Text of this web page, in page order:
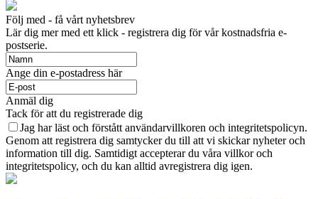
Följ med - få vårt nyhetsbrev
Lär dig mer med ett klick - registrera dig för vår kostnadsfria e-
postserie.
Ange din e-postadress här
Anmäl dig
Tack för att du registrerade dig
Jag har läst och förstått användarvillkoren och integritetspolicyn.
Genom att registrera dig samtycker du till att vi skickar nyheter och
information till dig. Samtidigt accepterar du våra villkor och
integritetspolicy, och du kan alltid avregistrera dig igen.